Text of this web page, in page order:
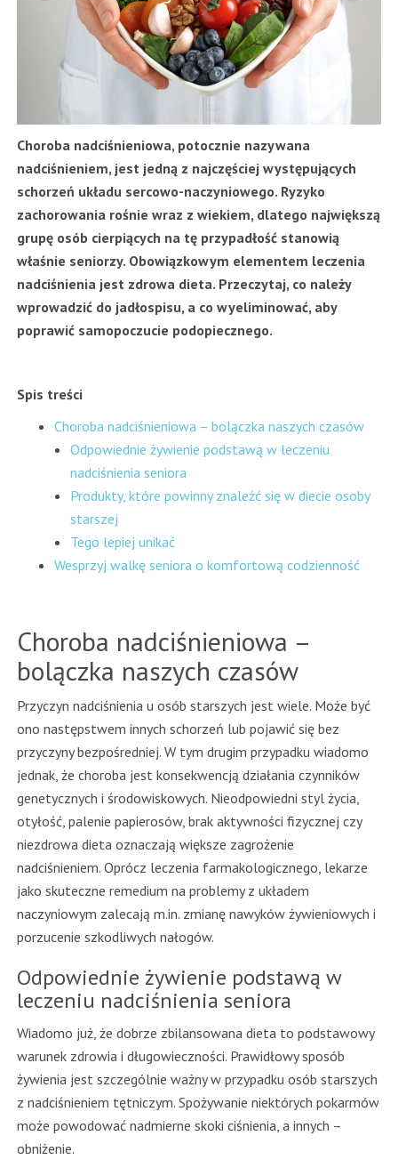
Choroba nadciśnieniowa, potocznie nazywana
nadciśnieniem, jest jedną z najczęściej występujących
schorzeń układu sercowo-naczyniowego. Ryzyko
zachorowania rośnie wraz z wiekiem, dlatego największą
grupę osób cierpiących na tę przypadłość stanowią
właśnie seniorzy. Obowiązkowym elementem leczenia
nadciśnienia jest zdrowa dieta. Przeczytaj, co należy
wprowadzić do jadłospisu, a co wyeliminować, aby
poprawić samopoczucie podopiecznego.
Spis treści
Choroba nadciśnieniowa – bolączka naszych czasów
Odpowiednie żywienie podstawą w leczeniu
nadciśnienia seniora
Produkty, które powinny znaleźć się w diecie osoby
starszej
Tego lepiej unikać
Wesprzyj walkę seniora o komfortową codzienność
Choroba nadciśnieniowa –
bolączka naszych czasów
Przyczyn nadciśnienia u osób starszych jest wiele. Może być
ono następstwem innych schorzeń lub pojawić się bez
przyczyny bezpośredniej. W tym drugim przypadku wiadomo
jednak, że choroba jest konsekwencją działania czynników
genetycznych i środowiskowych. Nieodpowiedni styl życia,
otyłość, palenie papierosów, brak aktywności fizycznej czy
niezdrowa dieta oznaczają większe zagrożenie
nadciśnieniem. Oprócz leczenia farmakologicznego, lekarze
jako skuteczne remedium na problemy z układem
naczyniowym zalecają m.in. zmianę nawyków żywieniowych i
porzucenie szkodliwych nałogów.
Odpowiednie żywienie podstawą w
leczeniu nadciśnienia seniora
Wiadomo już, że dobrze zbilansowana dieta to podstawowy
warunek zdrowia i długowieczności. Prawidłowy sposób
żywienia jest szczególnie ważny w przypadku osób starszych
z nadciśnieniem tętniczym. Spożywanie niektórych pokarmów
może powodować nadmierne skoki ciśnienia, a innych –
obniżenie.